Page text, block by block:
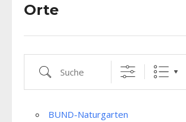
Orte
Suche
BUND-Naturgarten